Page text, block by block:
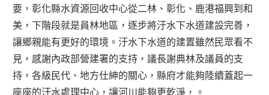
要，彰化縣水資源回收中心從二林、彰化、鹿港福興到和
美，下階段就是員林地區，逐步將汙水下水道建設完善，
讓鄉親能有更好的環境。汙水下水道的建置雖然民眾看不
見，感謝內政部營建署的支持，議長謝典林及議員的支
持，各級民代、地方仕紳的關心，縣府才能夠陸續蓋起一
座座的汙水處理中心，讓河川能夠更乾淨，。